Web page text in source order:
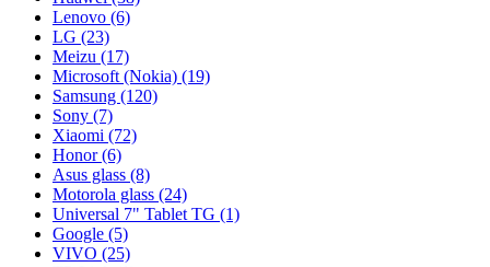
Lenovo (6)
LG (23)
Meizu (17)
Microsoft (Nokia) (19)
Samsung (120)
Sony (7)
Xiaomi (72)
Honor (6)
Asus glass (8)
Motorola glass (24)
Universal 7" Tablet TG (1)
Google (5)
VIVO (25)